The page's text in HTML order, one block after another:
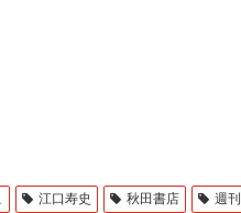
江口寿史 秋田書店 週